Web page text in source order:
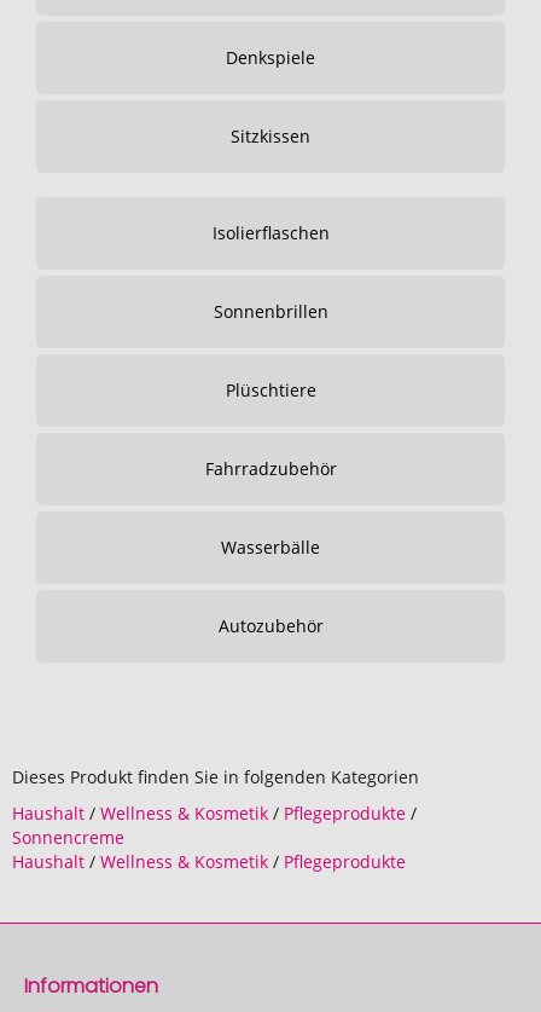
Denkspiele
Sitzkissen
Isolierflaschen
Sonnenbrillen
Plüschtiere
Fahrradzubehör
Wasserbälle
Autozubehör
Dieses Produkt finden Sie in folgenden Kategorien
Haushalt / Wellness & Kosmetik / Pflegeprodukte /
Sonnencreme
Haushalt / Wellness & Kosmetik / Pflegeprodukte
Informationen